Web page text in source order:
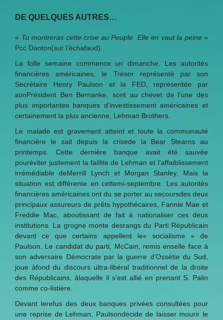
DE QUELQUES AUTRES…
« Tu montreras cette crise au Peuple. Elle en vaut la peine»
Pcc Danton(sur l’échafaud).
La folle semaine commence un dimanche. Les autorités
financières américaines, le Trésor représenté par son
Secrétaire Henry Paulson et la FED, représentée par
sonPrésident Ben Bernanke, sont au chevet de l’une des
plus importantes banques d’investissement américaines et
certainement la plus ancienne, Lehman Brothers.
Le malade est gravement atteint et toute la communauté
financière le sait depuis la crisede la Bear Stearns au
printemps. Cette dernière banque avait été sauvée
pouréviter justement la faillite de Lehman et l’affaiblissement
irrémédiable deMerrill Lynch et Morgan Stanley. Mais la
situation est différente en cettemi-septembre. Les autorités
financières américaines ont du se porter au secoursdes deux
principaux assureurs de prêts hypothécaires, Fannie Mae et
Freddie Mac, aboutissant de fait à nationaliser ces deux
institutions. La grogne monte desrangs du Parti Républicain
devant ce que certains appellent le« socialisme » de
Paulson. Le candidat du parti, McCain, remis enselle face à
son adversaire Démocrate par la guerre d’Ossétie du Sud,
joue àfond du discours ultra-libéral traditionnel de la droite
des Républicains, àlaquelle il s’est allié en prenant S. Palin
comme co-listière.
Devant lerefus des deux banques privées consultées pour
une reprise de Lehman, Paulsondécide de laisser mourir le